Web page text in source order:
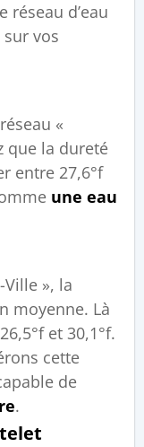
réseau d’eau
vos
«
que la dureté
entre 27,6°f
une eau
Ville », la
moyenne. Là
et 30,1°f.
cette
de
.